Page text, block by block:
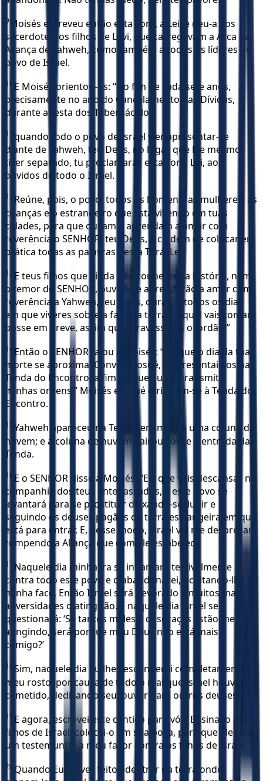
9
Moisés escreveu então esta Torá, a Lei, e deu-a aos
sacerdotes, os filhos de Levi, que carregavam a Arca da
Aliança de Yahweh, como também a todos os líderes do
povo de Israel.
10 E Moisés orientou-os: “No fim de cada sete anos,
precisamente no ano do Cancelamento das Dívidas,
durante a festa dos Tabernáculos,
11
quando todo o povo de Israel vier apresentar-se
diante de Yahweh, teu Deus, no lugar que Ele mesmo
tiver separado, tu proclamarás esta Torá, Lei, aos
ouvidos de todo o Israel.
12 Reúne, pois, o povo: todos os homens, as mulheres, as
crianças e o estrangeiro que está vivendo em tuas
cidades, para que ouçam e aprendam a amar com
reverência o SENHOR, teu Deus, e cuidem de colocar em
prática todas as palavras desta Torá, Lei.
13 E teus filhos que ainda não conhecem a história, nem
o temor do SENHOR, ouvirão e aprenderão a amar com
reverência a Yahweh, teu Deus, durante todos os dias
em que viveres sobre a face da terra da qual vais tomar
posse em breve, assim que atravessares o Jordão!”
14 Então o SENHOR falou a Moisés: “Eis que o dia da tua
morte se aproxima. Convoca Josué, e apresentai-vos na
Tenda do Encontro, a fim de que Eu lhe transmita
minhas ordens!” Moisés e Josué dirigiram-se à Tenda do
Encontro.
15 Yahweh apareceu na Tenda, em meio a uma coluna de
nuvem; e a coluna de nuvem pairou sobre a entrada da
Tenda.
16 E o SENHOR disse a Moisés: “Eis que vais descansar na
companhia dos teus antepassados, e este povo se
levantará para se prostituir deixando-se iludir e
seguindo os deuses pagãos da terra estrangeira em que
está para entrar. E, desse modo, Israel vai me desprezar,
rompendo a Aliança que com ele estabeleci.
17 Naquele dia minha ira se inflamará terrivelmente
contra todo este povo e o abandonarei, ocultando-lhe a
minha face. Então Israel será devorado e muitos males e
adversidades o atingirão. E naquele dia Israel se
questionará: ‘Se tantos males e desgraças estão me
atingindo, será porque meu Deus não está mais
comigo?’
18 Sim, naquele dia Eu lhes esconderei completamente o
meu rosto, por causa de todo o mal que Israel houver
cometido, dedicando seu louvor para outros deuses!
19 E agora, escrevei este cântico para vós. Ensinai-o aos
filhos de Israel, colocai-o em sua boca, para que ele seja
um testemunho a meu favor contra os filhos de Israel.
20 Quando Eu o tiver feito adentrar na terra onde